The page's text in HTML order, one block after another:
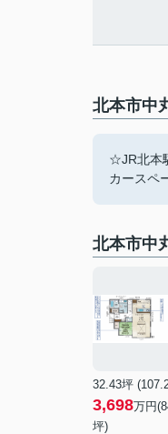
北本市中
☆JR北本
カースペ
北本市中
32.43坪
3,698万円
坪)